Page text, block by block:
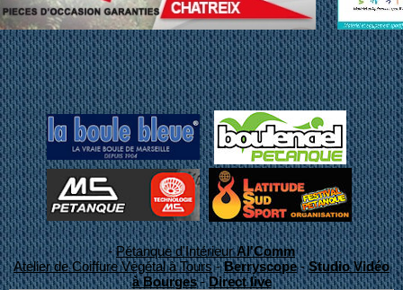
-Pétanque d'IntérieurAl'Comm
Atelier de Coiffure Végétal à Tours-Berryscope-Studio Vidéo
à Bourges-Direct live